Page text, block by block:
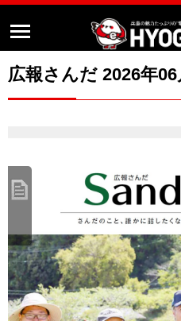
広報さんだ 2026年